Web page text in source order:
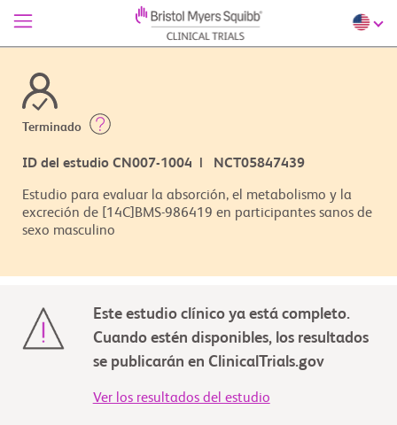
Terminado
ID del estudio CN007-1004 | NCT05847439
Estudio para evaluar la absorción, el metabolismo y la
excreción de [14C]BMS-986419 en participantes sanos de
sexo masculino
Este estudio clínico ya está completo.
Cuando estén disponibles, los resultados
se publicarán en ClinicalTrials.gov
Ver los resultados del estudio